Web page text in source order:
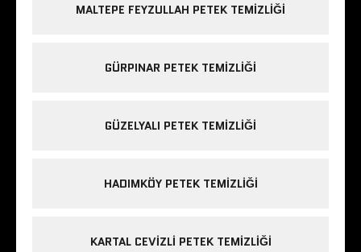
MALTEPE FEYZULLAH PETEK TEMIZLIĞI
GÜRPINAR PETEK TEMIZLIĞI
GÜZELYALI PETEK TEMIZLIĞI
HADIMKÖY PETEK TEMIZLIĞI
KARTAL CEVIZLI PETEK TEMIZLIĞI